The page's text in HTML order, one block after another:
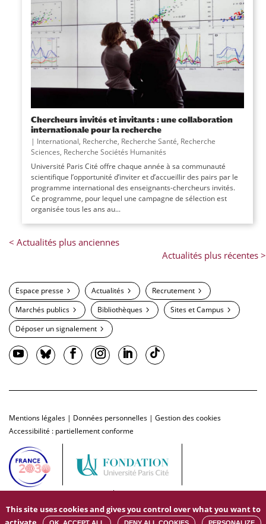
Chercheurs invités et invitants : une collaboration
internationale pour la recherche
| International, Recherche, Recherche Santé, Recherche
Sciences, Recherche Sociétés Humanités
Université Paris Cité offre chaque année à sa communauté
scientifique l’opportunité d’inviter et d’accueillir des pairs par le
programme international des enseignants-chercheurs invités.
Ce programme, pour lequel une campagne de sélection est
organisée tous les ans au...
Espace presse Actualités
Recrutement
Marchés publics
Bibliothèques
Sites et Campus
Déposer un signalement
Mentions légales | Données personnelles | Gestion des cookies
Accessibilité : partiellement conforme
This site uses cookies and gives you control over what you want to